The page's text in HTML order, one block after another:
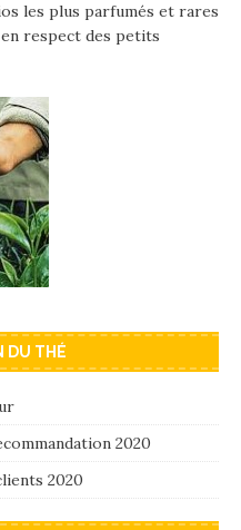
les plus parfumés et rares
respect des petits
DU THÉ
2020
2020